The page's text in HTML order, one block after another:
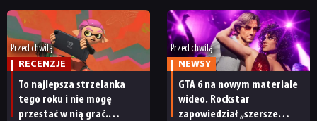
Przed chwilą
RECENZJE
To najlepsza strzelanka
tego roku i nie mogę
przestać w nią grać.
Przed chwilą
NEWSY
GTA 6 na nowym materiale
wideo. Rockstar
zapowiedział „szersze